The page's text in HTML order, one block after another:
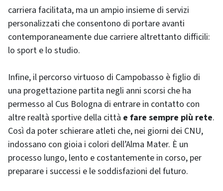
carriera facilitata, ma un ampio insieme di servizi
personalizzati che consentono di portare avanti
contemporaneamente due carriere altrettanto difficili:
lo sport e lo studio.
Infine, il percorso virtuoso di Campobasso è figlio di
una progettazione partita negli anni scorsi che ha
permesso al Cus Bologna di entrare in contatto con
altre realtà sportive della città e fare sempre più rete.
Così da poter schierare atleti che, nei giorni dei CNU,
indossano con gioia i colori dell’Alma Mater. È un
processo lungo, lento e costantemente in corso, per
preparare i successi e le soddisfazioni del futuro.